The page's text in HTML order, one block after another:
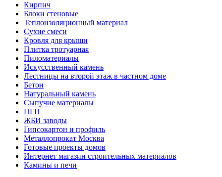
Кирпич
Блоки стеновые
Теплоизоляционный материал
Сухие смеси
Кровля для крыши
Плитка тротуарная
Пиломатериалы
Искусственный камень
Лестницы на второй этаж в частном доме
Бетон
Натуральный камень
Сыпучие материалы
ПГП
ЖБИ заводы
Гипсокартон и профиль
Металлопрокат Москва
Готовые проекты домов
Интернет магазин строительных материалов
Камины и печи